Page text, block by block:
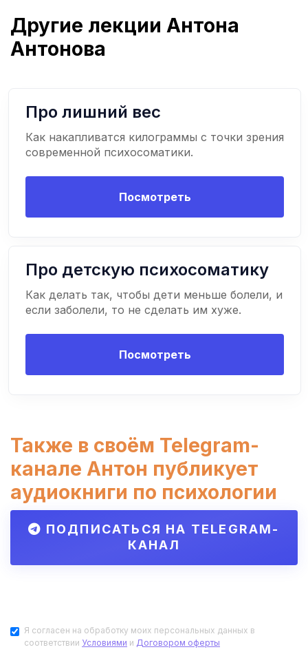
Другие лекции Антона
Антонова
Про лишний вес
Как накапливатся килограммы с точки зрения
современной психосоматики.
Посмотреть
Про детскую психосоматику
Как делать так, чтобы дети меньше болели, и
если заболели, то не сделать им хуже.
Посмотреть
Также в своём Telegram-
канале Антон публикует
аудиокниги по психологии
ПОДПИСАТЬСЯ НА TELEGRAM-
КАНАЛ
Я согласен на обработку моих персональных данных в
соответствии Условиями и Договором оферты